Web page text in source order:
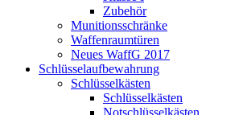
Zubehör
Munitionsschränke
Waffenraumtüren
Neues WaffG 2017
Schlüsselaufbewahrung
Schlüsselkästen
Schlüsselkästen
Notschlüsselkästen